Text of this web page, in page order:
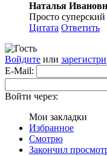
Наталья
Просто суперский
Цитата Ответить
Войдите или
E-Mail:
Войти через:
Мои закладки
Избранное
Смотрю
Закончил